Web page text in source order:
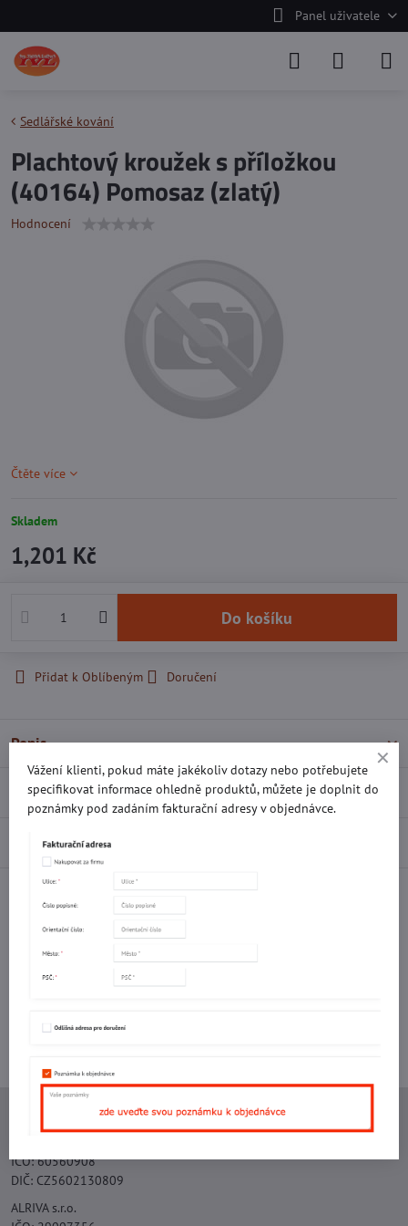
Panel uživatele
Sedlářské kování
Plachtový kroužek s příložkou
(40164) Pomosaz (zlatý)
Hodnocení
Čtěte více
Skladem
1,201 Kč
Do košíku
Přidat k Oblíbeným Doručení
Popis
Recenze 0
Diskuse 0
Facebook TwitterBluesky
Potřebujete poradit s objednávkou?
Kontaktujte nás:
+420 577 523 563
Ing. Vojtěch Lečbych - IVL
IČO: 60560908
DIČ: CZ5602130809
ALRIVA s.r.o.
Vážení klienti, pokud máte jakékoliv dotazy nebo potřebujete
specifikovat informace ohledně produktů, můžete je doplnit do
poznámky pod zadáním fakturační adresy v objednávce.